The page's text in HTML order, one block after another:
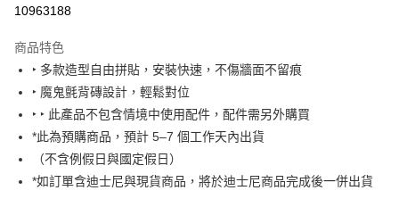
【繳款方式說明】
醒簡訊。
2.透過簡訊連結打開帳單後，可選擇「超商條碼／台灣大直營門市／銀行轉
帳／街口支付／iPASS MONEY」等通路繳費。
【注意事項】
1.本服務係由「台灣大哥大股份有限公司」（以下簡稱本公司）所提供，讓
用戶於交易時，得透過本服務購買商品或服務，並由商店將買賣／分期付款
買賣價金債權讓與本公司後，依約使用本公司帳單繳交帳款。
資料（包含姓名、電話或地址）提供予台灣大哥大進項蒐集、處理及利用，
10963188
商品特色
‣ 多款造型自由拼貼，安裝快速，不傷牆面不留痕
‣ 魔鬼氈背磚設計，輕鬆對位
‣ ‣ 此產品不包含情境中使用配件，配件需另外購買
*此為預購商品，預計 5–7 個工作天內出貨
（不含例假日與國定假日）
*如訂單含迪士尼與現貨商品，將於迪士尼商品完成後一併出貨